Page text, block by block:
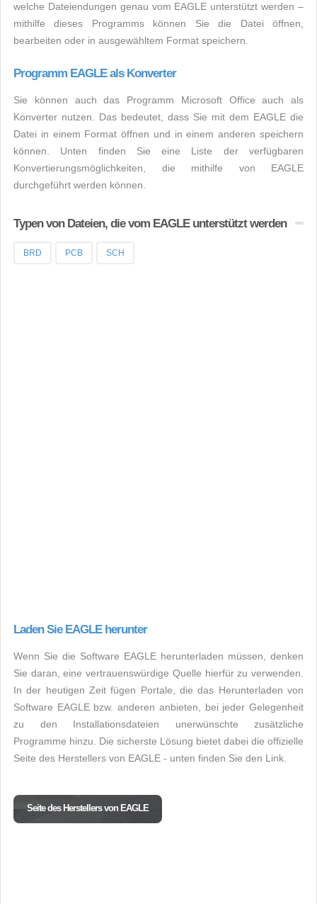
welche Dateiendungen genau vom EAGLE unterstützt werden –
mithilfe dieses Programms können Sie die Datei öffnen,
bearbeiten oder in ausgewähltem Format speichern.
Programm EAGLE als Konverter
Sie können auch das Programm Microsoft Office auch als
Konverter nutzen. Das bedeutet, dass Sie mit dem EAGLE die
Datei in einem Format öffnen und in einem anderen speichern
können. Unten finden Sie eine Liste der verfügbaren
Konvertierungsmöglichkeiten, die mithilfe von EAGLE
durchgeführt werden können.
Typen von Dateien, die vom EAGLE unterstützt werden
BRD PCB SCH
Laden Sie EAGLE herunter
Wenn Sie die Software EAGLE herunterladen müssen, denken
Sie daran, eine vertrauenswürdige Quelle hierfür zu verwenden.
In der heutigen Zeit fügen Portale, die das Herunterladen von
Software EAGLE bzw. anderen anbieten, bei jeder Gelegenheit
zu den Installationsdateien unerwünschte zusätzliche
Programme hinzu. Die sicherste Lösung bietet dabei die offizielle
Seite des Herstellers von EAGLE - unten finden Sie den Link.
Seite des Herstellers von EAGLE